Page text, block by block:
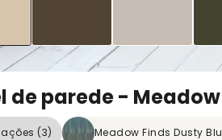
de parede -
(3) Meadow Finds Dusty